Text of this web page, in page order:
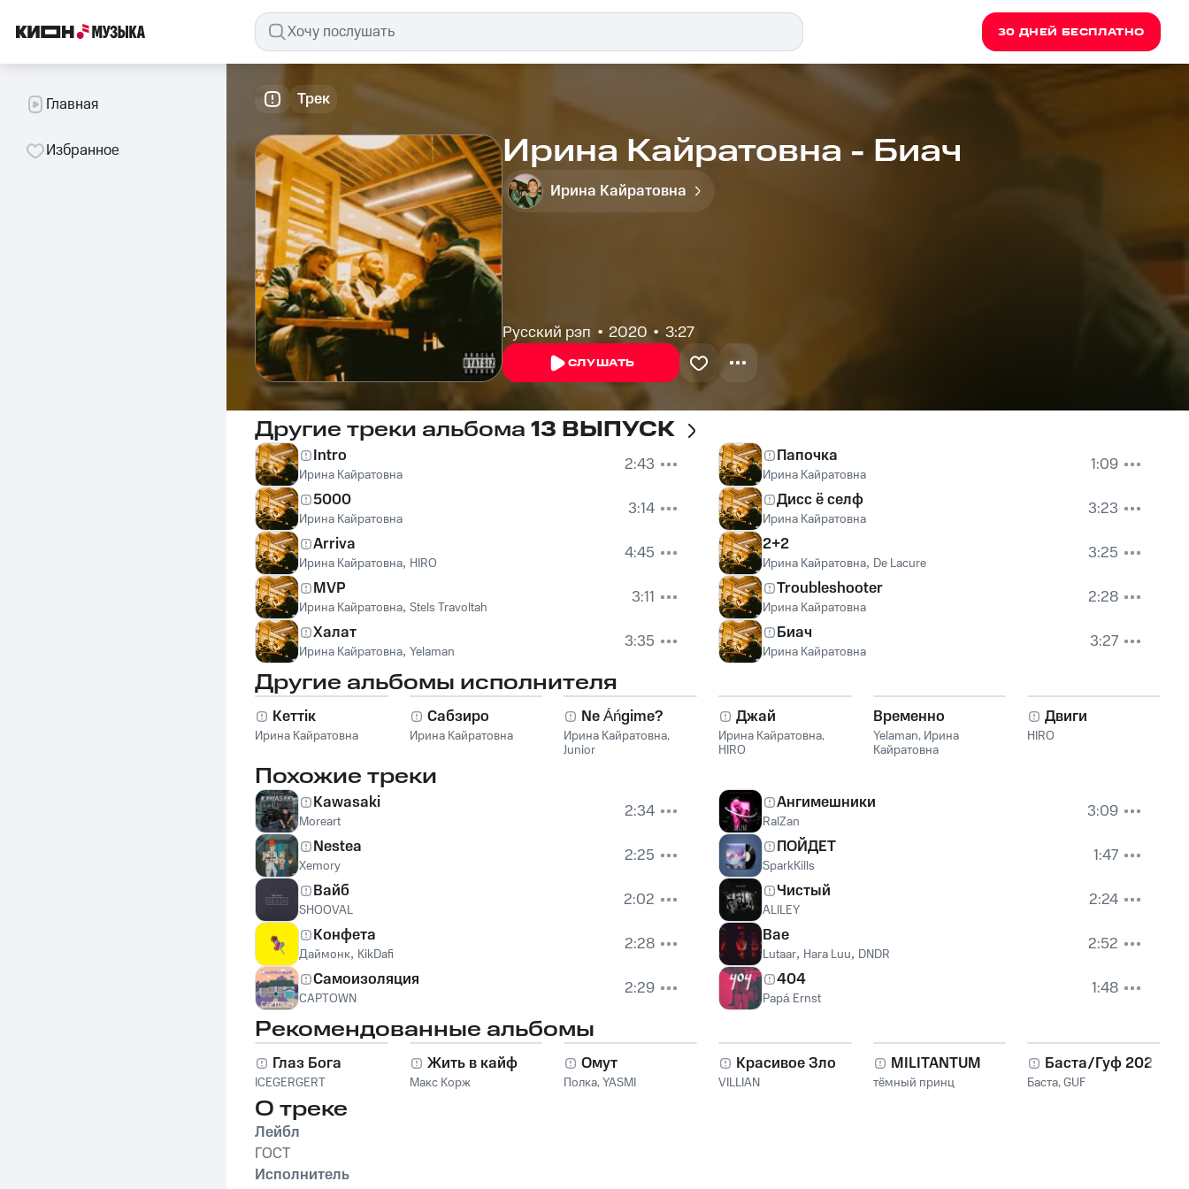
30 ДНЕЙ БЕСПЛАТНО
Главная
Избранное
Трек
Ирина Кайратовна - Биач
Ирина Кайратовна
Русский рэп 2020 3:27
СЛУШАТЬ
Другие треки альбома 13 ВЫПУСК
Intro
Ирина Кайратовна
2:43
5000
Ирина Кайратовна
3:14
Arriva
Ирина Кайратовна, HIRO
4:45
MVP
Ирина Кайратовна, Stels Travoltah
3:11
Халат
Ирина Кайратовна, Yelaman 3:35
Папочка
Ирина Кайратовна
1:09
Дисс ё селф
Ирина Кайратовна
3:23
2+2
Ирина Кайратовна, De Lacure
3:25
Troubleshooter
Ирина Кайратовна
2:28
Биач
Ирина Кайратовна 3:27
Другие альбомы исполнителя
Кеттiк
Ирина Кайратовна
Сабзиро
Ирина Кайратовна
Ne Áńgime?
Ирина Кайратовна,
Junior
Джай
Ирина Кайратовна,
HIRO
Временно
Yelaman, Ирина
Кайратовна
Двиги
HIRO
Похожие треки
Kawasaki
Moreart
2:34
Nestea
Хemory
2:25
Вайб
SHOOVAL
2:02
Конфета
Даймонк, KikDafi
2:28
Самоизоляция
CAPTOWN 2:29
Ангимешники
RalZan
3:09
ПОЙДЕТ
SparkKills
1:47
Чистый
ALILEY
2:24
Bae
Lutaar, Hara Luu, DNDR
2:52
404
Papá Ernst 1:48
Рекомендованные альбомы
Глаз Бога
ICEGERGERT
Жить в кайф
Макс Корж
Омут
Полка,YASMI
Красивое Зло
VILLIAN
MILITANTUM
тёмный принц
Баста/Гуф 2026
Баста,GUF
О треке
Лейбл
ГОСТ
Исполнитель